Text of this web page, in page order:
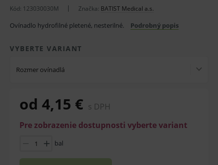
Kód: 123030030M Značka: BATIST Medical a.s.
Ovínadlo hydrofilné pletené, nesterilné. Podrobný popis
VYBERTE VARIANT
Rozmer ovínadlá
od 4,15 € s DPH
Pre zobrazenie dostupnosti vyberte variant
bal